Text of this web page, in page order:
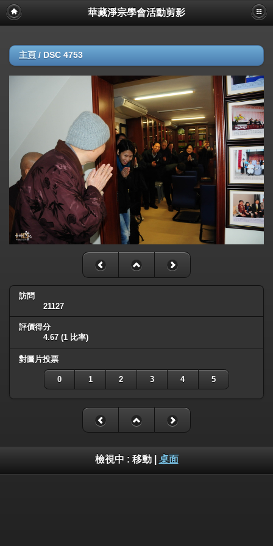
華藏淨宗學會活動剪影
主頁 / DSC 4753
訪問
21127
評價得分
4.67 (1 比率)
對圖片投票
0 1 2 3 4 5
檢視中 : 移動| 桌面